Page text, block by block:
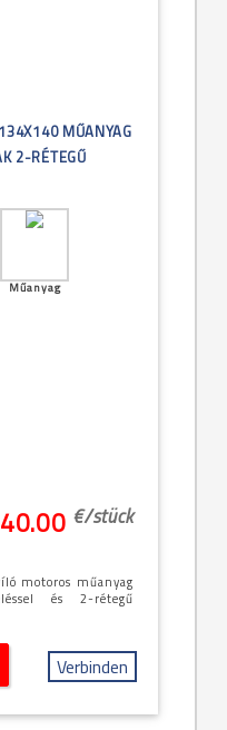
MŰANYAG
2-RÉTEGŰ
Műanyag
€/stück
motoros műanyag
Verbinden